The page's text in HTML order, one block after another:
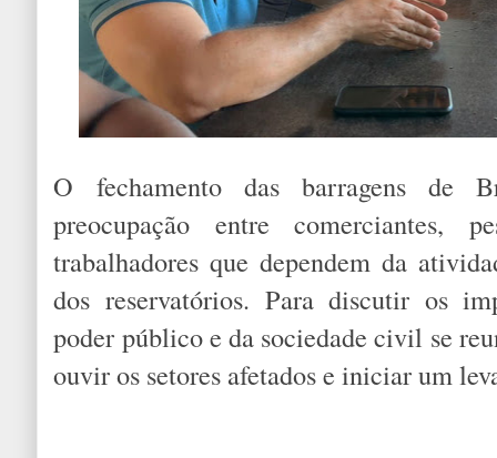
O fechamento das barragens de
preocupação entre comerciantes,
trabalhadores que dependem da
dos reservatórios. Para discutir os
poder público e da sociedade civil se
ouvir os setores afetados e iniciar um